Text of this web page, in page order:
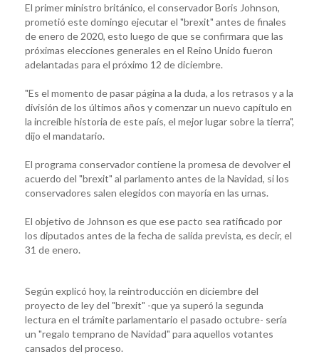
El primer ministro británico, el conservador Boris Johnson,
prometió este domingo ejecutar el "brexit" antes de finales
de enero de 2020, esto luego de que se confirmara que las
próximas elecciones generales en el Reino Unido fueron
adelantadas para el próximo 12 de diciembre.
"Es el momento de pasar página a la duda, a los retrasos y a la
división de los últimos años y comenzar un nuevo capítulo en
la increíble historia de este país, el mejor lugar sobre la tierra",
dijo el mandatario.
El programa conservador contiene la promesa de devolver el
acuerdo del "brexit" al parlamento antes de la Navidad, si los
conservadores salen elegidos con mayoría en las urnas.
El objetivo de Johnson es que ese pacto sea ratificado por
los diputados antes de la fecha de salida prevista, es decir, el
31 de enero.
Según explicó hoy, la reintroducción en diciembre del
proyecto de ley del "brexit" -que ya superó la segunda
lectura en el trámite parlamentario el pasado octubre- sería
un "regalo temprano de Navidad" para aquellos votantes
cansados del proceso.